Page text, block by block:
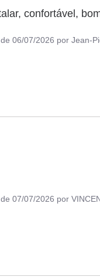
confortável,
de06/07/2026 porJean-
de07/07/2026 por